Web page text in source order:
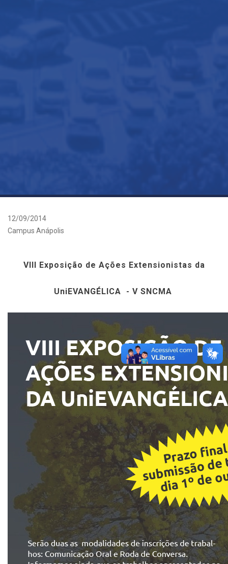
12/09/2014
Campus Anápolis
VIII Exposição de Ações Extensionistas da
UniEVANGÉLICA - V SNCMA